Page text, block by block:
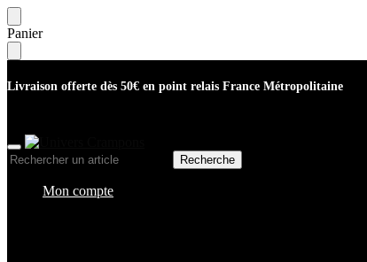
Skip
to
navigation
Skip
to
content
Panier
Livraison offerte dès 50€ en point relais France Métropolitaine
Recherche
Recherche
Mon compte